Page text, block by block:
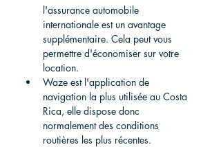
l'assurance automobile
internationale est un avantage
supplémentaire. Cela peut vous
permettre d'économiser sur votre
location.
Waze est l'application de
navigation la plus utilisée au Costa
Rica, elle dispose donc
normalement des conditions
routières les plus récentes.